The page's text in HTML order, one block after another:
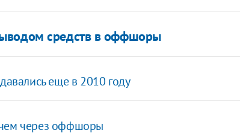
средств в оффшоры
еще в 2010 году
чем через оффшоры